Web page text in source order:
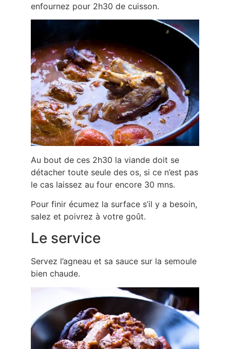
enfournez pour 2h30 de cuisson.
Au bout de ces 2h30 la viande doit se
détacher toute seule des os, si ce n’est pas
le cas laissez au four encore 30 mns.
Pour finir écumez la surface s’il y a besoin,
salez et poivrez à votre goût.
Le service
Servez l’agneau et sa sauce sur la semoule
bien chaude.